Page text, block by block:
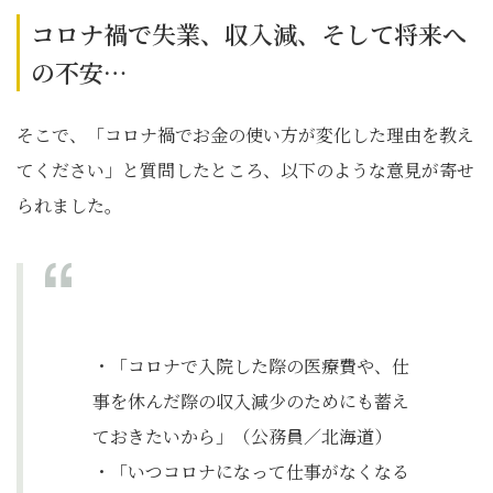
コロナ禍で失業、収入減、そして将来へ
の不安…
そこで、「コロナ禍でお金の使い方が変化した理由を教え
てください」と質問したところ、以下のような意見が寄せ
られました。
・「コロナで入院した際の医療費や、仕
事を休んだ際の収入減少のためにも蓄え
ておきたいから」（公務員／北海道）
・「いつコロナになって仕事がなくなる